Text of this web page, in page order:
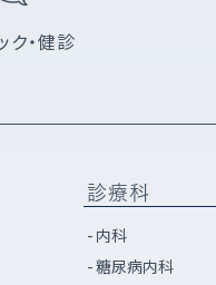
ク・健診
診療科
内科
糖尿病内科